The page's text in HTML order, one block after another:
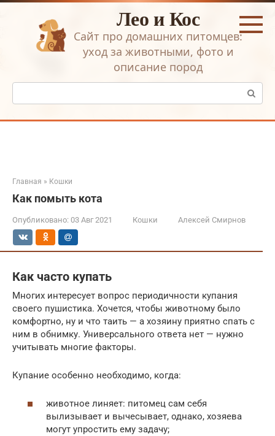
Перейти
Лео и Кос
Сайт про домашних питомцев:
уход за животными, фото и
описание пород
Поиск:
Главная » Кошки
Как помыть кота
Опубликовано: 03 Авг 2021 Кошки Алексей Смирнов
Как часто купать
Многих интересует вопрос периодичности купания
своего пушистика. Хочется, чтобы животному было
комфортно, ну и что таить — а хозяину приятно спать с
ним в обнимку. Универсального ответа нет — нужно
учитывать многие факторы.
Купание особенно необходимо, когда:
животное линяет: питомец сам себя
вылизывает и вычесывает, однако, хозяева
могут упростить ему задачу;